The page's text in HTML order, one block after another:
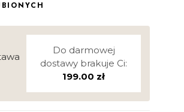
Do darmowej
dostawy brakuje Ci:
199.00 zł